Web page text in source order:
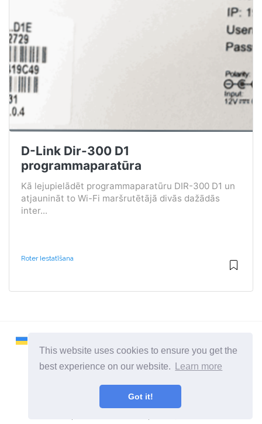
This website uses cookies to ensure you get the
best experience on our website.
Learn more
Got it!
D-Link Dir-300 D1
programmaparatūra
Kā lejupielādēt programmaparatūru DIR-300 D1 un
atjaunināt to Wi-Fi maršrutētājā divās dažādās
inter...
Roter Iestatīšana
2026 ©Remontcompa
Visas kategorijas